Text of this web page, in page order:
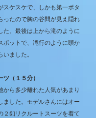
スケスケで、しかも第一ボタ
ったので胸の谷間が見え隠れ
た。最後は上から滝のように
ポットで、滝行のように頭か
いました。
（１５分）
から多少離れた人気があまり
ました。モデルさんにはオー
２釦リクルートスーツを着て